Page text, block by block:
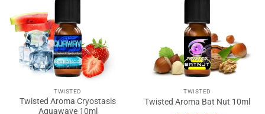
TWISTED
Twisted Aroma Cryostasis
Aquawave 10ml
TWISTED
Twisted Aroma Bat Nut 10ml